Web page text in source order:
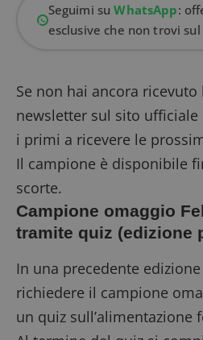
Seguimi suWhatsApp:
esclusive che non trovi
Se non hai ancora ricevuto
newsletter sul sito ufficiale
i primi a ricevere le
Il campione è disponibile
scorte.
Campione omaggio
tramite quiz (edizione
In una precedente
richiedere il campione
un quiz sull’alimentazione